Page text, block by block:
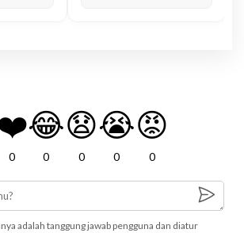
0
😂
0
😧
0
😭
0
😡
0
adalah tanggung jawab pengguna dan diatur